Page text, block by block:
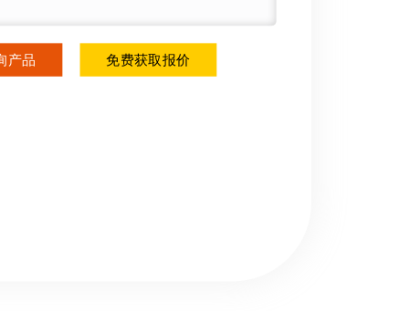
产品 免费获取报价